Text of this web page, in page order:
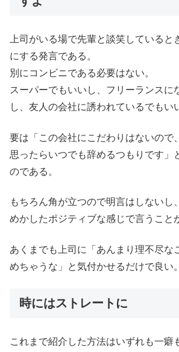
上司がいる場で先輩と談笑していると
にする発言である。
別にコンビニである必要はない。
スーパーでもいいし、フリーランスに
し、友人の会社に誘われているでもい
要は「この会社にこだわりはないので
思ったらいつでも辞めるつもりです」
のである。
もちろん角が立つので明言はしないし
めかしたポジティブな感じで言うこと
あくまでも上司に「あんまり理不尽な
めちゃうな」と気付かせるだけで良い。
時にはストレートに
これまで紹介した方法はいずれも一癖